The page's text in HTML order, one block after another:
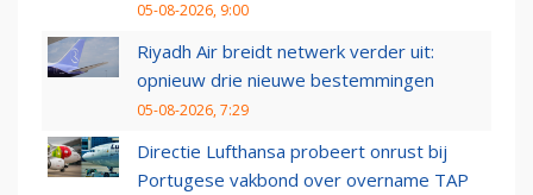
05-08-2026, 9:00
Riyadh Air breidt netwerk verder uit:
opnieuw drie nieuwe bestemmingen
05-08-2026, 7:29
Directie Lufthansa probeert onrust bij
Portugese vakbond over overname TAP